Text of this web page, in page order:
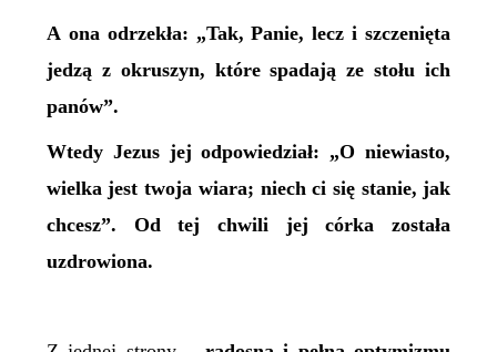
A ona odrzekła: „Tak, Panie, lecz i szczenięta
jedzą z okruszyn, które spadają ze stołu ich
panów”.
Wtedy Jezus jej odpowiedział: „O niewiasto,
wielka jest twoja wiara; niech ci się stanie, jak
chcesz”. Od tej chwili jej córka została
uzdrowiona.